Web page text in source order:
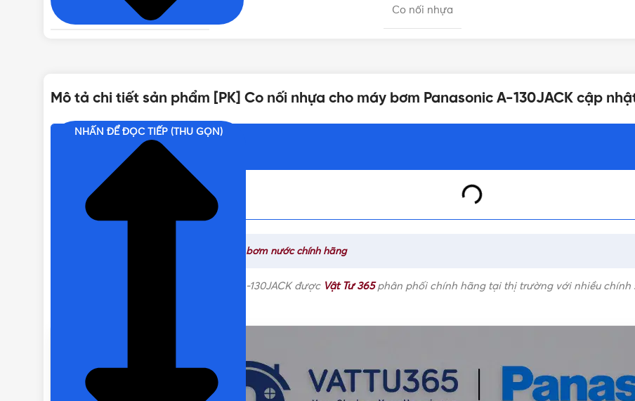
DÒNG PHỤ KIỆN MÁY BƠM Co nối nhựa
Mô tả chi tiết sản phẩm [PK] Co nối nhựa cho máy bơm Panasonic A-130JACK cập
Nội dung chính
Catalogue linh kiện máy bơm nước chính hãng
Co nối nhựa cho máy bơm Panasonic A-130JACK được Vật Tư 365phân phối chính hãng tại thị trường với nhiều chính
NHẤN ĐỂ ĐỌC TIẾP (THU GỌN)